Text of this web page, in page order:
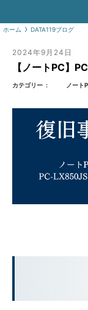
ホーム DATA119ブログ
2024年9月24日
【ノートPC】
カテゴリー ノート